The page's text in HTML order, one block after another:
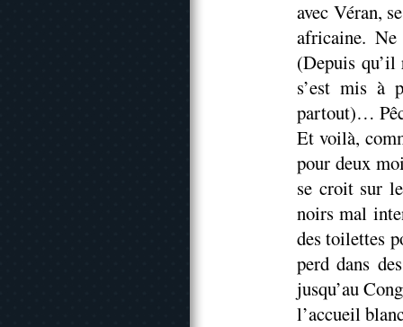
avec Véran,
africaine.
(Depuis qu’il
s’est mis à
partout)…
Et voilà,
pour deux
se croit sur
noirs mal
des toilettes
perd dans
jusqu’au
l’accueil